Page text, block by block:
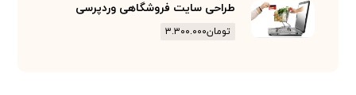
طراحی سایت فروشگاهی وردپرسی
تومان۳.۳۰۰.۰۰۰